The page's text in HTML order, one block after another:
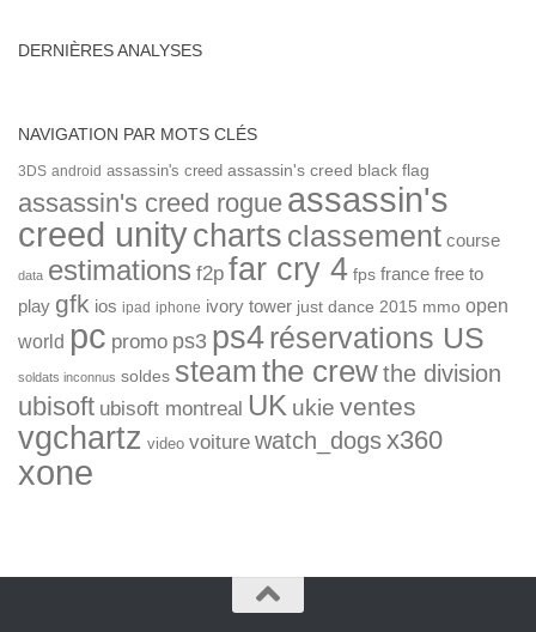
DERNIÈRES ANALYSES
NAVIGATION PAR MOTS CLÉS
3DS android assassin's creed assassin's creed black flag
assassin's creed rogue assassin's
creed unitycharts classement course
data estimations f2p far cry 4 fps france free to
play gfk ios ipad iphone ivory tower just dance 2015 mmo open
world pc promo ps3 ps4réservations US
soldats inconnus soldes steamthe crewthe division
ubisoft ubisoft montreal UK ukie ventes
vgchartz video voiture watch_dogsx360
xone